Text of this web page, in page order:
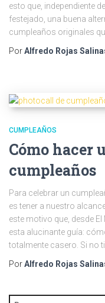
esto que, independiente
festejado, una buena
cumpleaños originales
PorAlfredo Rojas
CUMPLEAÑOS
Cómo hacer
cumpleaños
Para celebrar un
es tener a nuestro
este motivo que, desde
esta alucinante guía:
totalmente casero. Si no
PorAlfredo Rojas